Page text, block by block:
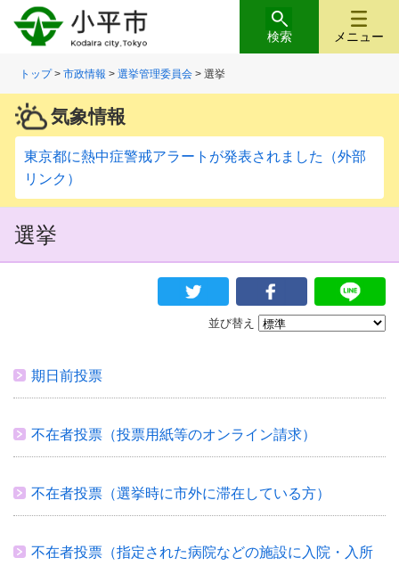
メニュー
検索
トップ>市政情報 >選挙管理委員会 > 選挙
気象情報
東京都に熱中症警戒アラートが発表されました（外部
リンク）
選挙
並び替え
期日前投票
不在者投票（投票用紙等のオンライン請求）
不在者投票（選挙時に市外に滞在している方）
不在者投票（指定された病院などの施設に入院・入所